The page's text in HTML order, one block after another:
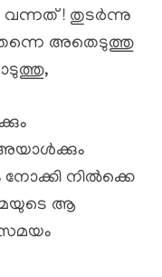
! തുടർന്നു
തന്നെ അതെടുത്തു
നോക്കി നിൽക്കെ
ആ